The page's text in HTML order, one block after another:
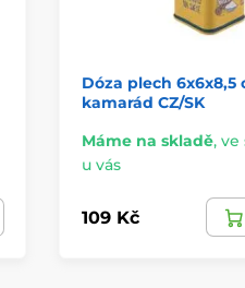
Dóza plech 6x6x8,5
kamarád CZ/SK
Máme na skladě, ve
u vás
109 Kč